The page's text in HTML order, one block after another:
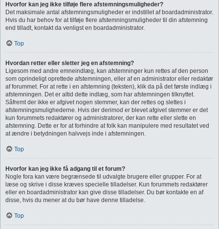
Hvorfor kan jeg ikke tilføje flere afstemningsmuligheder?
Det maksimale antal afstemningsmuligheder er indstillet af boardadministrator.
Hvis du har behov for at tilføje flere afstemningsmuligheder til din afstemning
end tilladt, kontakt da venligst en boardadministrator.
Top
Hvordan retter eller sletter jeg en afstemning?
Ligesom med andre emneindlæg, kan afstemninger kun rettes af den person
som oprindeligt oprettede afstemningen, eller af en administrator eller redaktør
af forummet. For at rette i en afstemning (teksten), klik da på det første indlæg i
afstemningen. Det er altid dette indlæg, som har afstemningen tilknyttet.
Såfremt der ikke er afgivet nogen stemmer, kan der rettes og slettes i
afstemningsmulighederne. Hvis der derimod er blevet afgivet stemmer er det
kun forummets redaktører og administratorer, der kan rette eller slette en
afstemning. Dette er for at forhindre at folk kan manipulere med resultatet ved
at ændre i betydningen halvvejs inde i afstemningen.
Top
Hvorfor kan jeg ikke få adgang til et forum?
Nogle fora kan være begrænsede til udvalgte brugere eller grupper. For at
læse og skrive i disse kræves specielle tilladelser. Kun forummets redaktører
eller en boardadministrator kan give disse tilladelser. Du bør kontakte en af
disse, hvis du mener at du bør have denne tilladelse.
Top